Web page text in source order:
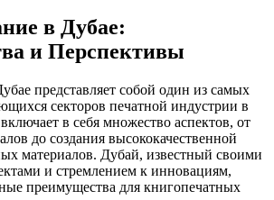
в Дубае:
и Перспективы
представляет собой один из самых
секторов печатной индустрии в
в себя множество аспектов, от
до создания высококачественной
материалов. Дубай, известный своими
и стремлением к инновациям,
преимущества для книгопечатных